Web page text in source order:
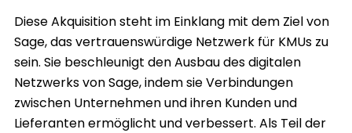
Diese Akquisition steht im Einklang mit dem Ziel von
Sage, das vertrauenswürdige Netzwerk für KMUs zu
sein. Sie beschleunigt den Ausbau des digitalen
Netzwerks von Sage, indem sie Verbindungen
zwischen Unternehmen und ihren Kunden und
Lieferanten ermöglicht und verbessert. Als Teil der